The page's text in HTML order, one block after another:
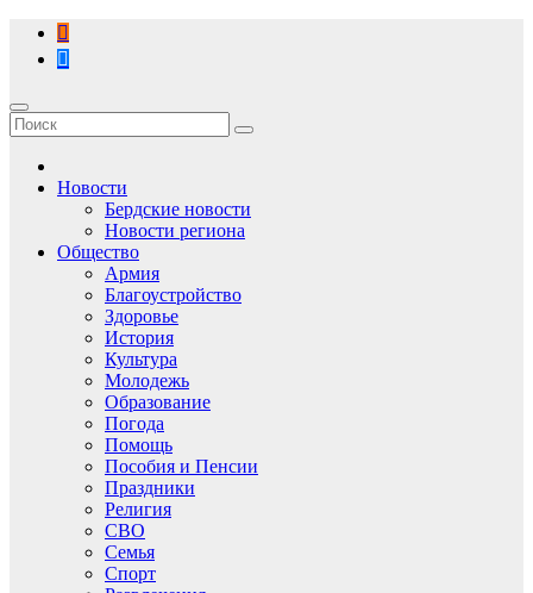
Перейти
содержимому
Новости
Бердские новости
Новости региона
Общество
Армия
Благоустройство
Здоровье
История
Культура
Молодежь
Образование
Погода
Помощь
Пособия и Пенсии
Праздники
Религия
СВО
Семья
Спорт